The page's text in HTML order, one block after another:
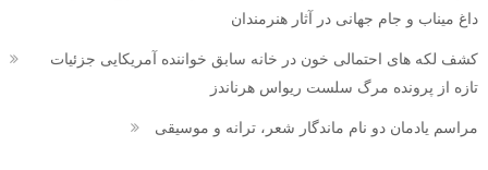
داغ میناب و جام جهانی در آثار هنرمندان
کشف لکه های احتمالی خون در خانه سابق خواننده آمریکایی جزئیات
تازه از پرونده مرگ سلست ریواس هرناندز
مراسم یادمان دو نام ماندگار شعر، ترانه و موسیقی